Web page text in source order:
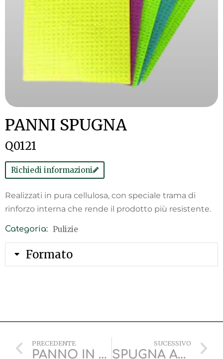
PANNI SPUGNA
Q0121
Richiedi informazioni
Realizzati in pura cellulosa, con speciale trama di
rinforzo interna che rende il prodotto più resistente.
Categoria: Pulizie
Formato
PRECEDENTE
PANNO IN MICROFIBRA
SUCESSIVO
SPUGNA ACCOPPIATA